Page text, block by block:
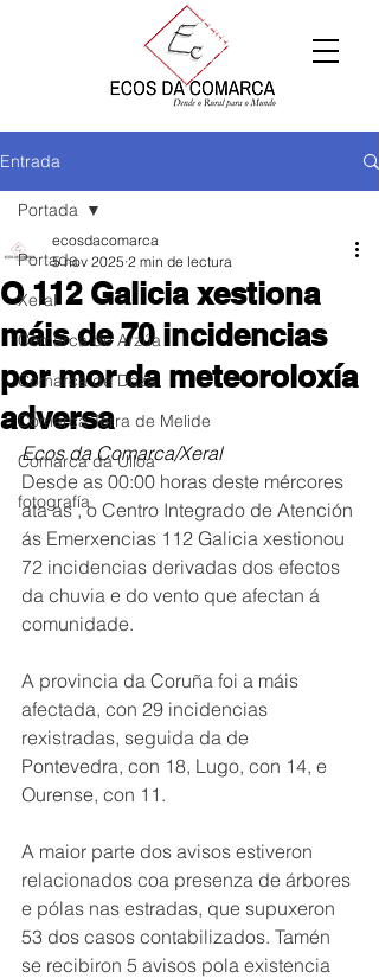
Entrada
Portada
Xeral
Comarca de Arzúa
Comarca de Deza
Comarca Terra de Melide
Comarca da Ulloa
fotografía
Portada
O 112 Galicia xestiona
máis de 70 incidencias
por mor da meteoroloxía
adversa
ecosdacomarca
5 nov 2025 2 min de lectura
Ecos da Comarca/Xeral
Desde as 00:00 horas deste mércores
ata as , o Centro Integrado de Atención
ás Emerxencias 112 Galicia xestionou
72 incidencias derivadas dos efectos
da chuvia e do vento que afectan á
comunidade.
A provincia da Coruña foi a máis
afectada, con 29 incidencias
rexistradas, seguida da de
Pontevedra, con 18, Lugo, con 14, e
Ourense, con 11.
A maior parte dos avisos estiveron
relacionados coa presenza de árbores
e pólas nas estradas, que supuxeron
53 dos casos contabilizados. Tamén
se recibiron 5 avisos pola existencia